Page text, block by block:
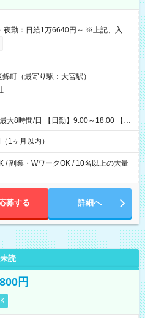
夜勤：日給1万6640円～ ※上記、入社
まで) ┗新任研修の終了から100日以内
！ 給与即時払いサービス『クリア
ンビニATMから 現金で給与を受け取れ
しっ
修手当の一部(9，000円)は手渡しで支
円×3日間） ┗研修期間中も交通費全
町（最寄り駅：大宮駅）
大8時間/日 【日勤】9:00～18:00 【夜
◎ ・シフトの申告は電話・メールで
せて好きな時など、自由に働けます
1ヶ月以内）
/ 副業・WワークOK / 10名以上の大量
募する 詳細へ
未読
円